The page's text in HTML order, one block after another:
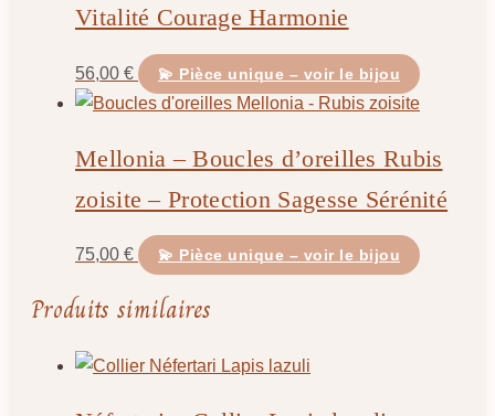
Vitalité Courage Harmonie
56,00 € 💫 Pièce unique – voir le bijou
Mellonia – Boucles d’oreilles Rubis
zoisite – Protection Sagesse Sérénité
75,00 € 💫 Pièce unique – voir le bijou
Produits similaires